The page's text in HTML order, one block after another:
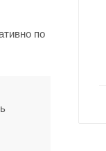
по